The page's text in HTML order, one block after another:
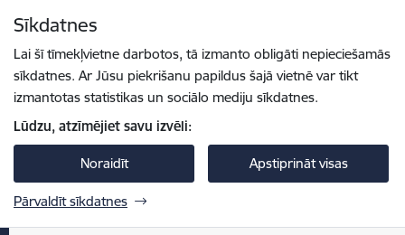
Sīkdatnes
Lai šī tīmekļvietne darbotos, tā izmanto obligāti nepieciešamās
sīkdatnes. Ar Jūsu piekrišanu papildus šajā vietnē var tikt
izmantotas statistikas un sociālo mediju sīkdatnes.
Lūdzu, atzīmējiet savu izvēli:
Noraidīt Apstiprināt visas
Pārvaldīt sīkdatnes